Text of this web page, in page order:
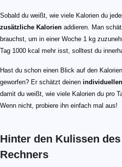
Sobald du weißt, wie viele Kalorien du
zusätzliche Kalorien addieren. Man
brauchst, um in einer Woche 1 kg
Tag 1000 kcal mehr isst, solltest du
Hast du schon einen Blick auf den
geworfen? Er schätzt deinen
damit du weißt, wie viele Kalorien du pro
Wenn nicht, probiere ihn einfach mal aus!
Hinter den Kulissen
Rechners